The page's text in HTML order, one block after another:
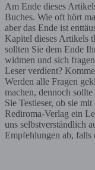
Am Ende dieses
Buches. Wie oft hört
aber das Ende ist
Kapitel dieses Artikels
sollten Sie dem Ende
widmen und sich
Leser verdient?
Werden alle Fragen
machen, dennoch
Sie Testleser, ob sie
Rediroma-Verlag ein
uns selbstverständlich
Empfehlungen ab, falls